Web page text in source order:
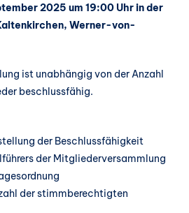
2025 um 19:00 Uhr in der
Werner-von-
ist unabhängig von der Anzahl
beschlussfähig.
der Beschlussfähigkeit
der Mitgliederversammlung
der stimmberechtigten